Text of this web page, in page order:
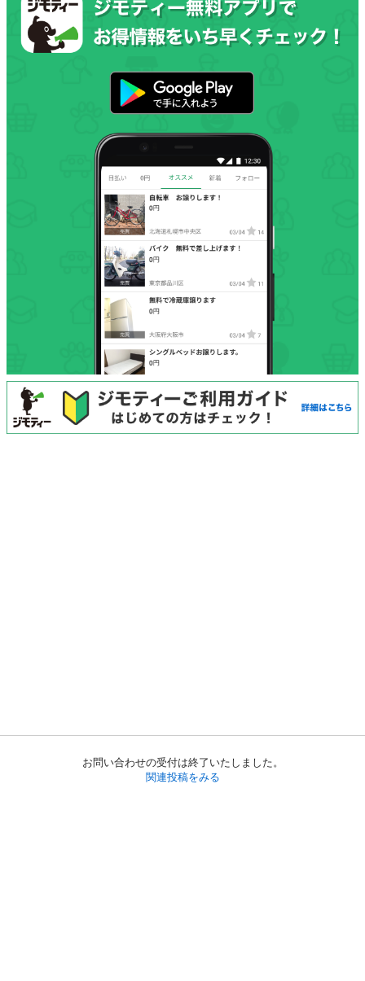
お問い合わせの受付は終了いたしました。
関連投稿をみる